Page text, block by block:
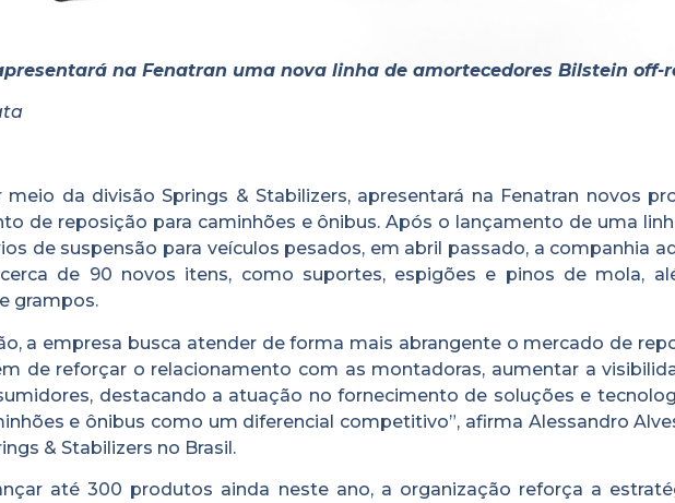
na Fenatran uma nova linha de amortecedores Bilstein off-
da divisão Springs & Stabilizers, apresentará na Fenatran novos
de reposição para caminhões e ônibus. Após o lançamento de uma
de suspensão para veículos pesados, em abril passado, a companhia
de 90 novos itens, como suportes, espigões e pinos de mola,
grampos.
a empresa busca atender de forma mais abrangente o mercado de
de reforçar o relacionamento com as montadoras, aumentar a
destacando a atuação no fornecimento de soluções e
e ônibus como um diferencial competitivo”, afirma Alessandro
& Stabilizers no Brasil.
até 300 produtos ainda neste ano, a organização reforça a